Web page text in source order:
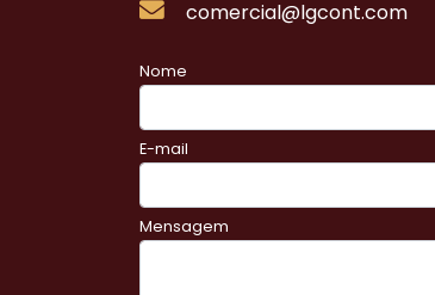
comercial@lgcont.com
Nome
E-mail
Mensagem